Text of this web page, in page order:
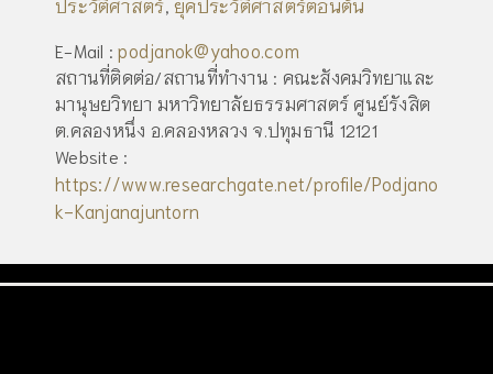
E-Mail :podjanok@yahoo.com
สถานที่ติดต่อ/สถานที่ทำงาน : คณะสังคมวิทยาและ
มานุษยวิทยา มหาวิทยาลัยธรรมศาสตร์ ศูนย์รังสิต
ต.คลองหนึ่ง อ.คลองหลวง จ.ปทุมธานี 12121
Website :
https://www.researchgate.net/profile/Podjano
k-Kanjanajuntorn